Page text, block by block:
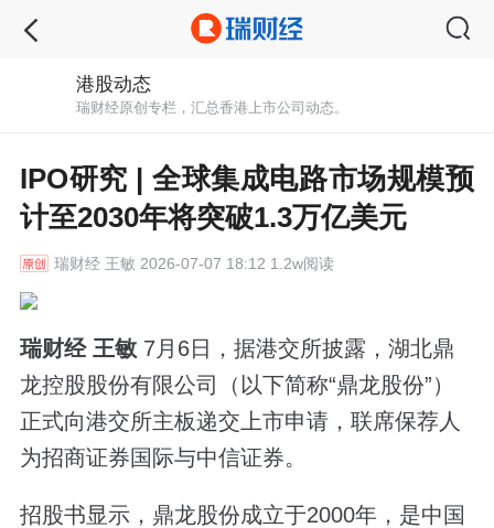
港股动态
瑞财经原创专栏，汇总香港上市公司动态。
IPO研究 | 全球集成电路市场规模预
计至2030年将突破1.3万亿美元
瑞财经王敏 2026-07-07 18:12 1.2w阅读
瑞财经 王敏 7月6日，据港交所披露，湖北鼎
龙控股股份有限公司（以下简称“鼎龙股份”）
正式向港交所主板递交上市申请，联席保荐人
为招商证券国际与中信证券。
招股书显示，鼎龙股份成立于2000年，是中国